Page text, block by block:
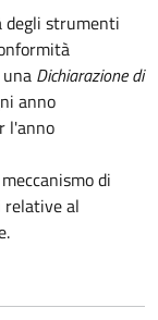
degli strumenti
Dichiarazione di
anno
l'anno
di
relative al